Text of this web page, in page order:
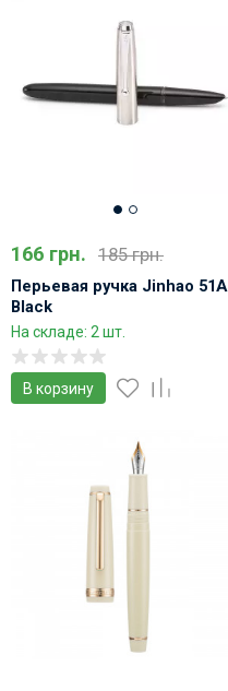
166 грн. 185 грн.
Перьевая ручка Jinhao 51A
Black
На складе: 2 шт.
В корзину